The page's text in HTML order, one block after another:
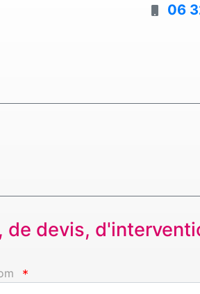
06
de devis,
*